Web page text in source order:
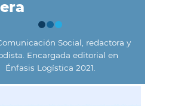
Social, redactora y
Encargada editorial en
Énfasis Logística 2021.